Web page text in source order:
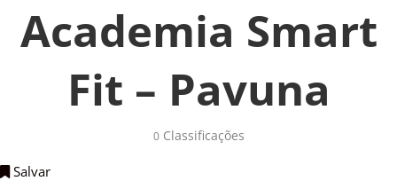
Academia Smart
Fit – Pavuna
0Classificações
Salvar